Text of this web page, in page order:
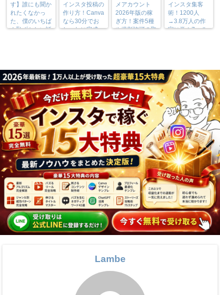
す】誰にも聞か
れたくなかっ
た、僕のいちば
ん恥ずかしい話
インスタ投稿の
作り方！Canva
なら30分でお
しゃれに完成
メアカウント
2026年版の稼
ぎ方！案件5種
や撮影許可の取
インスタ集客
術！1200人
→3.8万人の作
家に学ぶ7つの
Lambe